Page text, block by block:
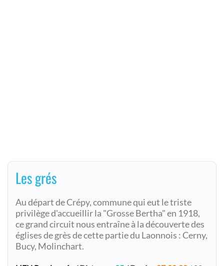
Les grés
Au départ de Crépy, commune qui eut le triste
privilège d'accueillir la "Grosse Bertha" en 1918,
ce grand circuit nous entraîne à la découverte des
églises de grès de cette partie du Laonnois : Cerny,
Bucy, Molinchart.